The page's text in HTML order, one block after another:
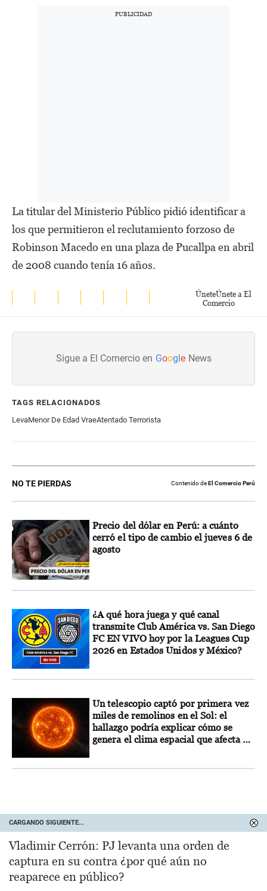
La titular del Ministerio Público pidió identificar a
los que permitieron el reclutamiento forzoso de
Robinson Macedo en una plaza de Pucallpa en abril
de 2008 cuando tenía 16 años.
ÚneteÚnete a El
Comercio
Sigue a El Comercio en Google News
TAGS RELACIONADOS
LevaMenor De Edad VraeAtentado Terrorista
NO TE PIERDAS Contenido deEl Comercio Perú
Precio del dólar en Perú: a cuánto
cerró el tipo de cambio el jueves 6 de
agosto
¿A qué hora juega y qué canal
transmite Club América vs. San Diego
FC EN VIVO hoy por la Leagues Cup
2026 en Estados Unidos y México?
Un telescopio captó por primera vez
miles de remolinos en el Sol: el
hallazgo podría explicar cómo se
genera el clima espacial que afecta a
CARGANDO SIGUIENTE...
Vladimir Cerrón: PJ levanta una orden de
captura en su contra ¿por qué aún no
reaparece en público?